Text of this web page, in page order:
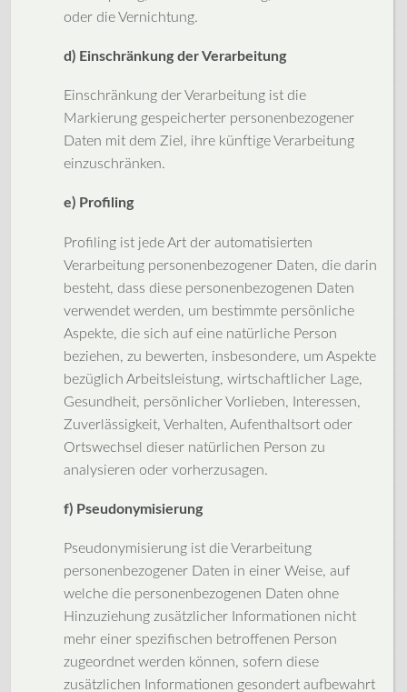
oder die Vernichtung.
d) Einschränkung der Verarbeitung
Einschränkung der Verarbeitung ist die
Markierung gespeicherter personenbezogener
Daten mit dem Ziel, ihre künftige Verarbeitung
einzuschränken.
e) Profiling
Profiling ist jede Art der automatisierten
Verarbeitung personenbezogener Daten, die darin
besteht, dass diese personenbezogenen Daten
verwendet werden, um bestimmte persönliche
Aspekte, die sich auf eine natürliche Person
beziehen, zu bewerten, insbesondere, um Aspekte
bezüglich Arbeitsleistung, wirtschaftlicher Lage,
Gesundheit, persönlicher Vorlieben, Interessen,
Zuverlässigkeit, Verhalten, Aufenthaltsort oder
Ortswechsel dieser natürlichen Person zu
analysieren oder vorherzusagen.
f) Pseudonymisierung
Pseudonymisierung ist die Verarbeitung
personenbezogener Daten in einer Weise, auf
welche die personenbezogenen Daten ohne
Hinzuziehung zusätzlicher Informationen nicht
mehr einer spezifischen betroffenen Person
zugeordnet werden können, sofern diese
zusätzlichen Informationen gesondert aufbewahrt